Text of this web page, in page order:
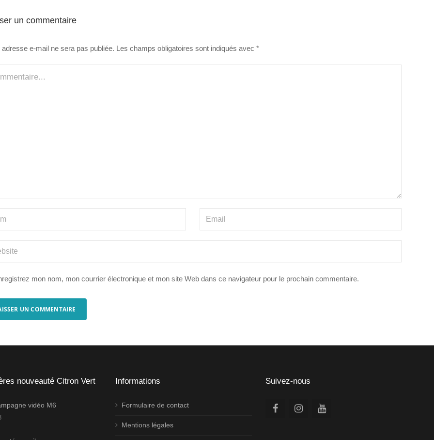
un commentaire
adresse e-mail ne sera pas publiée. Les champs obligatoires sont indiqués avec*
mon nom, mon courrier électronique et mon site Web dans ce navigateur pour le prochain commentaire.
nouveauté Citron Vert
vidéo M6
Informations
Formulaire de contact
Mentions légales
Suivez-nous